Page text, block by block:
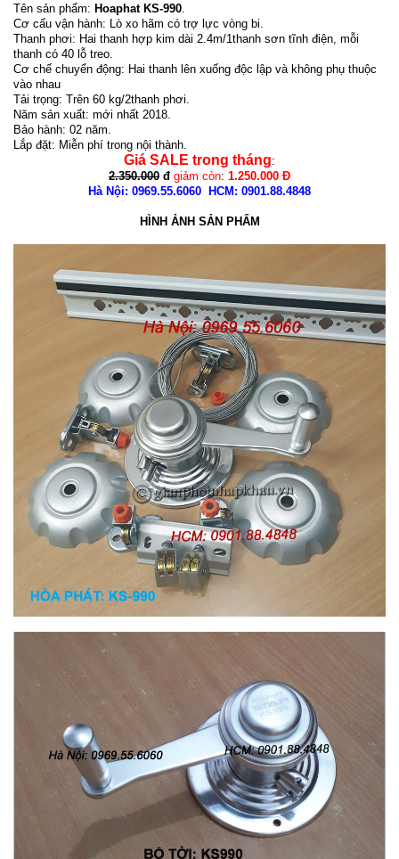
Tên sản phẩm: Hoaphat KS-990
Cơ cấu vận hành: Lò xo hãm có trợ lực vòng bi.
Thanh phơi: Hai thanh hợp kim dài 2.4m/1thanh sơn tĩnh điện, mỗi
thanh có 40 lỗ treo.
Cơ chế chuyển động: Hai thanh lên xuống độc lập và không phụ thuộc
vào nhau
Tải trọng: Trên 60 kg/2thanh phơi.
Năm sản xuất: mới nhất 2018.
Bảo hành: 02 năm.
Lắp đặt: Miễn phí trong nội thành.
Giá SALE trong tháng:
2.350.000 đ giảm còn: 1.250.000 Đ
Hà Nội: 0969.55.6060 HCM: 0901.88.4848
HÌNH ẢNH SẢN PHẨM